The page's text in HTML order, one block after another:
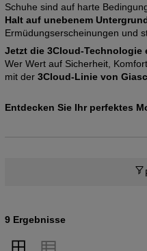
Schuhe sind auf harte
Halt auf unebenem
Ermüdungserscheinungen und
Jetzt die 3Cloud-Technologie
Wer Wert auf Sicherheit,
mit der 3Cloud-Linie von
Entdecken Sie Ihr perfektes
9 Ergebnisse